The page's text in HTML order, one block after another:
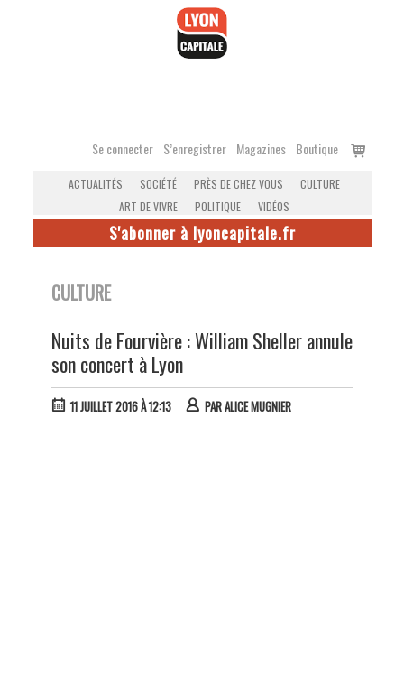
Se connecter S’enregistrer Magazines Boutique
Voir
ACTUALITÉS SOCIÉTÉ PRÈS DE CHEZ VOUS
CULTURE
ART DE VIVRE
POLITIQUE VIDÉOS
S'abonner à lyoncapitale.fr
CULTURE
Nuits de Fourvière : William Sheller annule
son concert à Lyon
11 JUILLET 2016 À 12:13 PARALICE MUGNIER